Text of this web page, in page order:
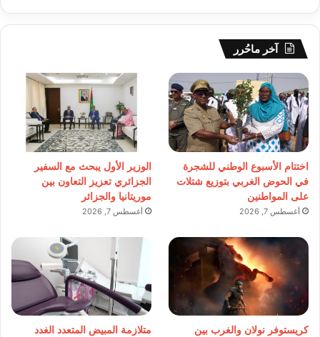
آخر ماحُرر
اختتام الأسبوع الوطني للشجرة
في الحوض الغربي بتوزيع شتلات
على المواطنين
أغسطس 7, 2026
الوزير الأول يبحث مع السفير
الجزائري تعزيز التعاون بين
موريتانيا والجزائر
أغسطس 7, 2026
كريستوفر نولان والغرب بين
متلازمة المبيض المتعدد الغدد